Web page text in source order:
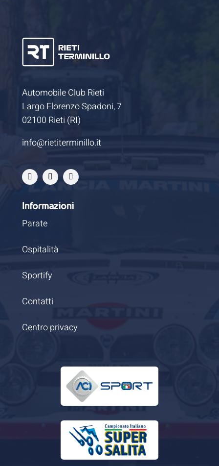
Automobile Club Rieti
Largo Florenzo Spadoni, 7
02100 Rieti (RI)
info@rietiterminillo.it
Informazioni
Parate
Ospitalità
Sportify
Contatti
Centro privacy